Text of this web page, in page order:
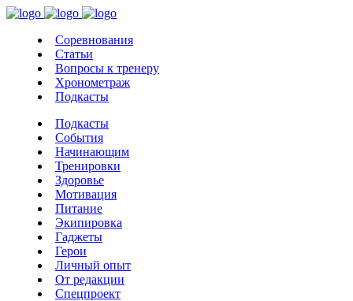
Соревнования
Статьи
Вопросы к тренеру
Хронометраж
Подкасты
Подкасты
События
Начинающим
Тренировки
Здоровье
Мотивация
Питание
Экипировка
Гаджеты
Герои
Личный опыт
От редакции
Спецпроект